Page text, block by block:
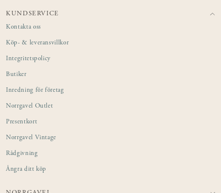
KUNDSERVICE
Kontakta oss
Köp- & leveransvillkor
Integritetspolicy
Butiker
Inredning för företag
Norrgavel Outlet
Presentkort
Norrgavel Vintage
Rådgivning
Ångra ditt köp